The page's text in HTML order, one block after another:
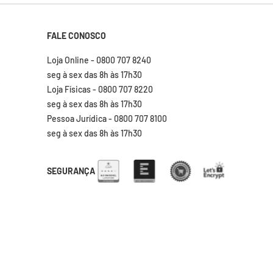
FALE CONOSCO
Loja Online - 0800 707 8240
seg à sex das 8h às 17h30
Loja Físicas - 0800 707 8220
seg à sex das 8h às 17h30
Pessoa Jurídica - 0800 707 8100
seg à sex das 8h às 17h30
SEGURANÇA